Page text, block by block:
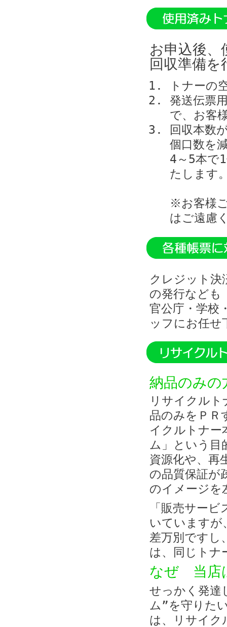
お申込後
回収準備
トナーの
発送伝票
で、お客
回収本数
個口数を
4～5本で
たします
※お客様
はご遠慮
クレジット決
の発行なども
官公庁・学校
ッフにお任せ
納品のみの
リサイクル
品のみをＰＲ
イクルトナー
ム」という目
資源化や、再
の品質保証が
のイメージを
「販売サー
いていますが
差万別ですし
は、同じトナ
なぜ 当店
せっかく発達
ム”を守りた
は、リサイク